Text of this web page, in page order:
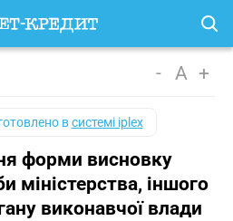
- A +
всистемі iplex
форми висновку
міністерства, іншого
виконавчої влади